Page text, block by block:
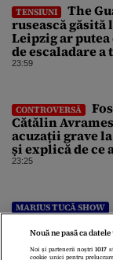
TENSIUNI
The
rusească găsită
Leipzig ar
de escaladare a
Rusia
23:59
CONTROVERSĂ
Cătălin
acuzații grave
și explică de ce
„Făcea baie
23:25
MARIUS TUCĂ SHOW
avertizează
energetice:
deasupra, nu
Nouă ne pasă ca
Noi și partenerii noștri1017
cookie unici pentru